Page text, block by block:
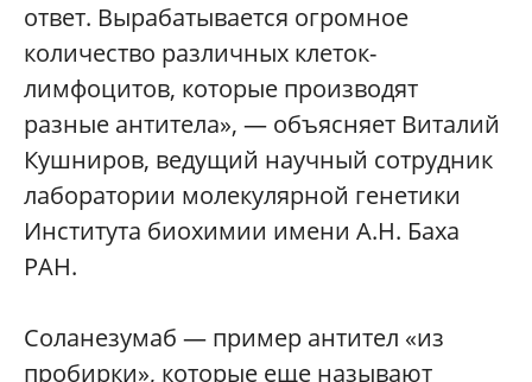
ответ. Вырабатывается огромное
количество различных клеток-
лимфоцитов, которые производят
разные антитела», — объясняет Виталий
Кушниров, ведущий научный сотрудник
лаборатории молекулярной генетики
Института биохимии имени А.Н. Баха
РАН.
Соланезумаб — пример антител «из
пробирки», которые еще называют